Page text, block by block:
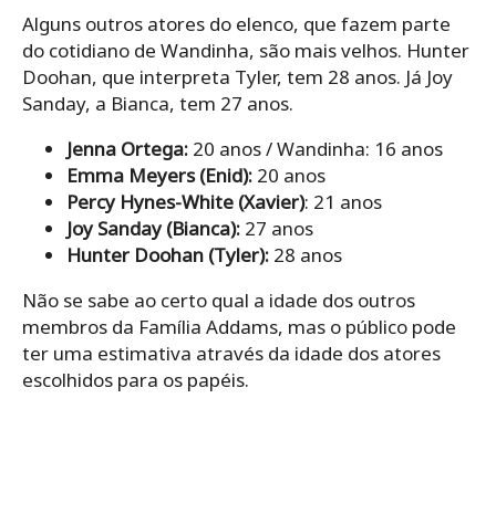
Alguns outros atores do elenco, que fazem parte
do cotidiano de Wandinha, são mais velhos. Hunter
Doohan, que interpreta Tyler, tem 28 anos. Já Joy
Sanday, a Bianca, tem 27 anos.
Jenna Ortega: 20 anos / Wandinha: 16 anos
Emma Meyers (Enid): 20 anos
Percy Hynes-White (Xavier): 21 anos
Joy Sanday (Bianca): 27 anos
Hunter Doohan (Tyler): 28 anos
Não se sabe ao certo qual a idade dos outros
membros da Família Addams, mas o público pode
ter uma estimativa através da idade dos atores
escolhidos para os papéis.